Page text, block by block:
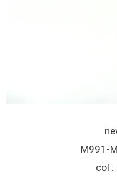
M991-
col :